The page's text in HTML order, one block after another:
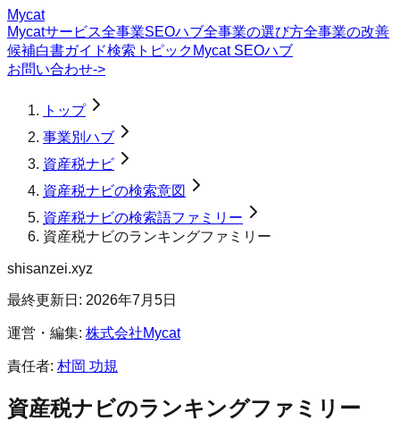
Mycat
Mycatサービス全事業SEOハブ全事業の選び方全事業の改善
候補白書ガイド検索トピック Mycat SEOハブ
お問い合わせ->
トップ
事業別ハブ
資産税ナビ
資産税ナビの検索意図
資産税ナビの検索語ファミリー
資産税ナビのランキングファミリー
shisanzei.xyz
最終更新日: 2026年7月5日
運営・編集: 株式会社Mycat
責任者: 村岡 功規
資産税ナビのランキングファミリー